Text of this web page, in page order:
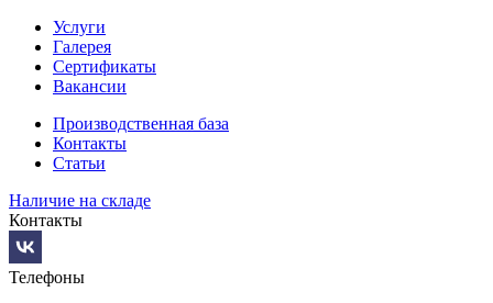
Услуги
Галерея
Сертификаты
Вакансии
Производственная база
Контакты
Статьи
Наличие на складе
Контакты
Телефоны